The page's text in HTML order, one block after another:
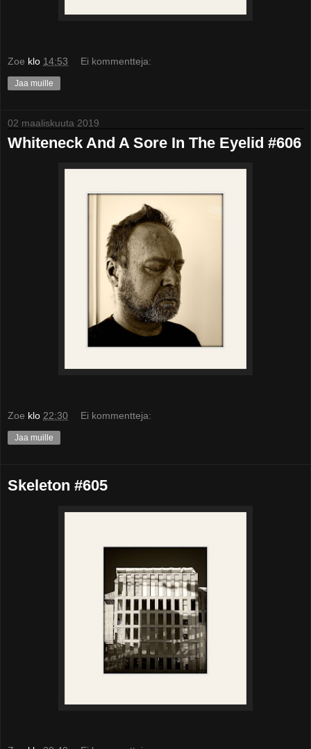
Zoe klo 14:53 Ei kommentteja:
Jaa muille
02 maaliskuuta 2019
Whiteneck And A Sore In The Eyelid #606
Zoe klo 22:30 Ei kommentteja:
Jaa muille
Skeleton #605